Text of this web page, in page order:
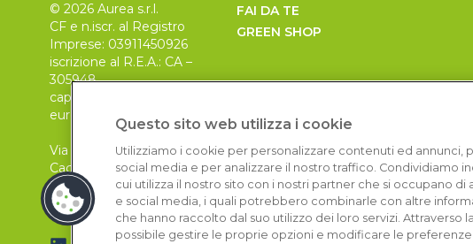
© 2026 Aurea s.r.l.
CF e n.iscr. al Registro
Imprese: 03911450926
iscrizione al R.E.A.: CA –
305948
capitale sociale 30.000
euro, i.v.
Via Pietro Leo n. 6
Cagliari
09129
FAI DA TE
GREEN SHOP
Questo sito web utilizza i cookie
Utilizziamo i cookie per personalizzare contenuti ed annunci,
social media e per analizzare il nostro traffico. Condividiamo
cui utilizza il nostro sito con i nostri partner che si occupano di
e social media, i quali potrebbero combinarle con altre
che hanno raccolto dal suo utilizzo dei loro servizi. Attraverso
possibile gestire le proprie opzioni e modificare le preferenze